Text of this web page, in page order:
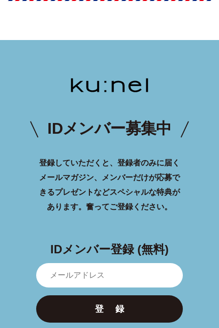
IDメンバー募集中
登録していただくと、登録者のみに届く
メールマガジン、メンバーだけが応募で
きるプレゼントなどスペシャルな特典が
あります。 奮ってご登録ください。
IDメンバー登録 (無料)
登 録